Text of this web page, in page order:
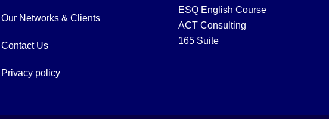
Our Networks & Clients
Contact Us
Privacy policy
ESQ English Course
ACT Consulting
165 Suite